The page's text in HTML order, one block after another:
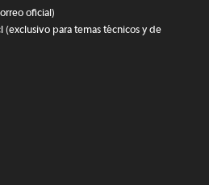
oficial)
(exclusivo para temas técnicos y de